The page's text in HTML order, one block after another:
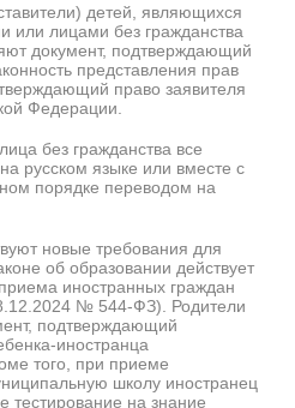
детей, являющихся
или лицами без гражданства
документ, подтверждающий
представления прав
право заявителя
Федерации.
без гражданства все
русском языке или вместе с
порядке переводом на
новые требования для
об образовании действует
иностранных граждан
№ 544-ФЗ). Родители
подтверждающий
иностранца
того, при приеме
школу иностранец
тестирование на знание